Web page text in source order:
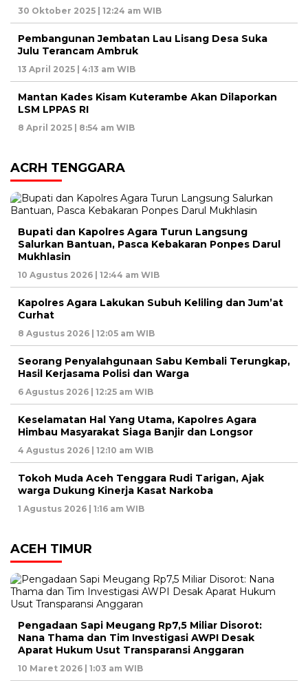
30 Oktober 2025 | 12:24 am WIB
Pembangunan Jembatan Lau Lisang Desa Suka
Julu Terancam Ambruk
13 April 2025 | 4:13 am WIB
Mantan Kades Kisam Kuterambe Akan Dilaporkan
LSM LPPAS RI
8 April 2025 | 8:54 am WIB
ACRH TENGGARA
Bupati dan Kapolres Agara Turun Langsung
Salurkan Bantuan, Pasca Kebakaran Ponpes Darul
Mukhlasin
10 Agustus 2026 | 12:44 am WIB
Kapolres Agara Lakukan Subuh Keliling dan Jum’at
Curhat
8 Agustus 2026 | 12:05 am WIB
Seorang Penyalahgunaan Sabu Kembali Terungkap,
Hasil Kerjasama Polisi dan Warga
6 Agustus 2026 | 12:25 am WIB
Keselamatan Hal Yang Utama, Kapolres Agara
Himbau Masyarakat Siaga Banjir dan Longsor
4 Agustus 2026 | 12:10 am WIB
Tokoh Muda Aceh Tenggara Rudi Tarigan, Ajak
warga Dukung Kinerja Kasat Narkoba
1 Agustus 2026 | 1:16 am WIB
ACEH TIMUR
Pengadaan Sapi Meugang Rp7,5 Miliar Disorot:
Nana Thama dan Tim Investigasi AWPI Desak
Aparat Hukum Usut Transparansi Anggaran
10 Maret 2026 | 1:03 am WIB